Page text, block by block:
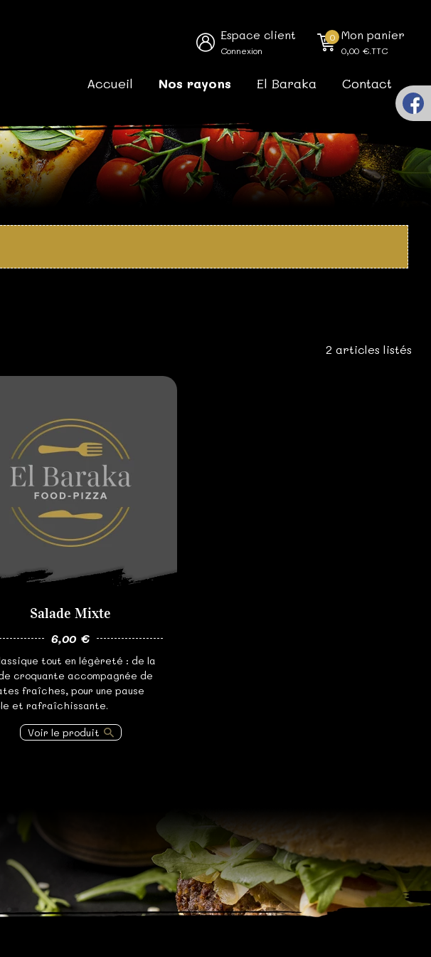
Espace client
Connexion
0 Mon panier
0,00 €.TTC
Accueil Nos rayons El Baraka Contact
2 articles listés
Salade Mixte
6,00 €
tout en légèreté : de la
croquante accompagnée de
fraîches, pour une pause
et rafraîchissante.
Voir le produit